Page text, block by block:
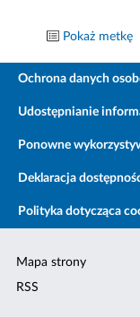
Pokaż metkę
Ochrona danych
Udostępnianie
Ponowne
Deklaracja
Polityka dotycząca
Mapa strony
RSS